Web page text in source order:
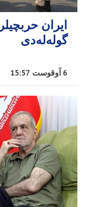
ایران
گوله‌له‌دی
6 آوقوست 15:57